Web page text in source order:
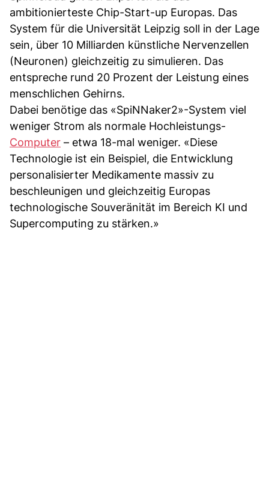
ambitionierteste Chip-Start-up Europas. Das
System für die Universität Leipzig soll in der Lage
sein, über 10 Milliarden künstliche Nervenzellen
(Neuronen) gleichzeitig zu simulieren. Das
entspreche rund 20 Prozent der Leistung eines
menschlichen Gehirns.
Dabei benötige das «SpiNNaker2»-System viel
weniger Strom als normale Hochleistungs-
Computer – etwa 18-mal weniger. «Diese
Technologie ist ein Beispiel, die Entwicklung
personalisierter Medikamente massiv zu
beschleunigen und gleichzeitig Europas
technologische Souveränität im Bereich KI und
Supercomputing zu stärken.»